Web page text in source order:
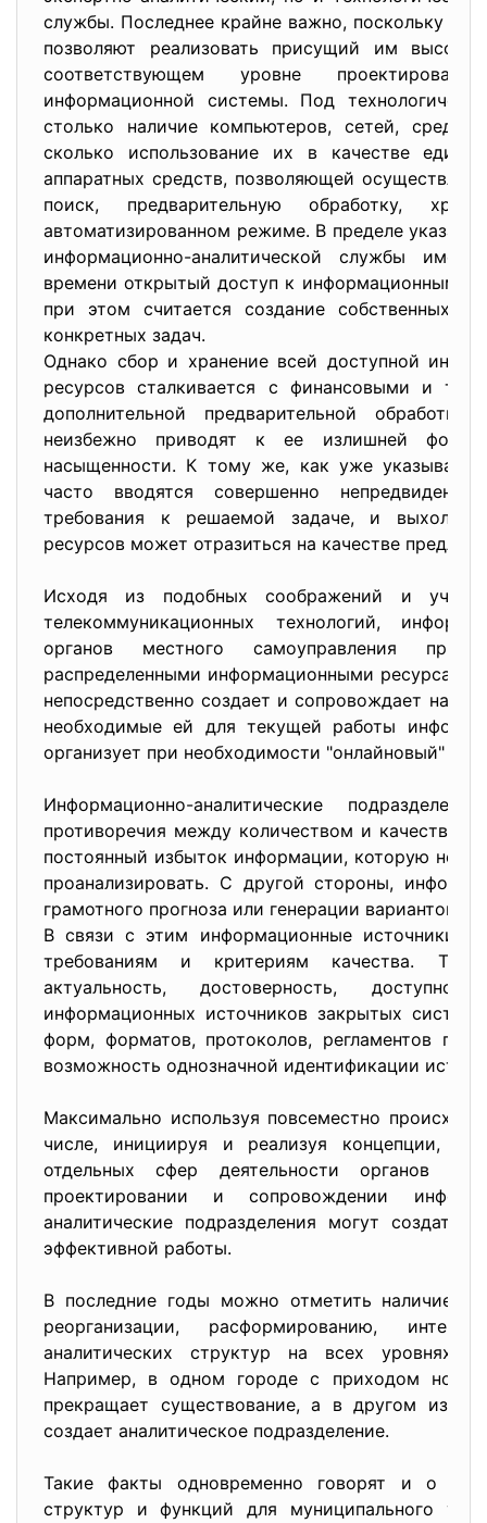
службы. Последнее крайне важно, поскольку
позволяют реализовать присущий им
соответствующем уровне
информационной системы. Под
столько наличие компьютеров, сетей,
сколько использование их в качестве
аппаратных средств, позволяющей
поиск, предварительную обработку,
автоматизированном режиме. В пределе
информационно-аналитической службы
времени открытый доступ к информационным
при этом считается создание собственных
конкретных задач.
Однако сбор и хранение всей доступной
ресурсов сталкивается с финансовыми и
дополнительной предварительной
неизбежно приводят к ее излишней
насыщенности. К тому же, как уже
часто вводятся совершенно
требования к решаемой задаче, и
ресурсов может отразиться на качестве
Исходя из подобных соображений и
телекоммуникационных технологий,
органов местного самоуправления
распределенными информационными ресурсами.
непосредственно создает и сопровождает на
необходимые ей для текущей работы
организует при необходимости "онлайновый"
Информационно-аналитические
противоречия между количеством и
постоянный избыток информации, которую
проанализировать. С другой стороны,
грамотного прогноза или генерации вариантов
В связи с этим информационные источники
требованиям и критериям качества.
актуальность, достоверность,
информационных источников закрытых
форм, форматов, протоколов, регламентов
возможность однозначной идентификации
Максимально используя повсеместно
числе, инициируя и реализуя концепции,
отдельных сфер деятельности органов
проектировании и сопровождении
аналитические подразделения могут создать
эффективной работы.
В последние годы можно отметить наличие
реорганизации, расформированию,
аналитических структур на всех уровнях
Например, в одном городе с приходом
прекращает существование, а в другом
создает аналитическое подразделение.
Такие факты одновременно говорят и о
структур и функций для муниципального